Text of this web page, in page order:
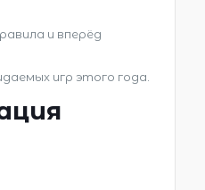
и вперёд
игр этого года.